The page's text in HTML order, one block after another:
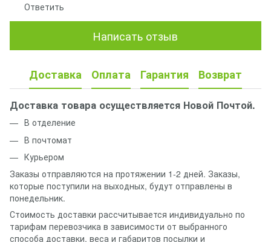
Ответить
Написать отзыв
Доставка Оплата Гарантия Возврат
Доставка товара осуществляется Новой Почтой.
В отделение
В почтомат
Курьером
Заказы отправляются на протяжении 1-2 дней. Заказы,
которые поступили на выходных, будут отправлены в
понедельник.
Стоимость доставки рассчитывается индивидуально по
тарифам перевозчика в зависимости от выбранного
способа доставки, веса и габаритов посылки и